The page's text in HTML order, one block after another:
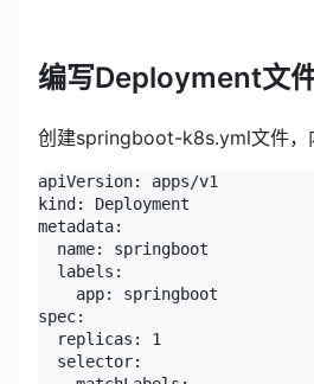
编写Deployment文
创建springboot-k8s.yml文件，
apiVersion: apps/v1
kind: Deployment
metadata:
  name: springboot
  labels:
    app: springboot
spec:
  replicas: 1
  selector: